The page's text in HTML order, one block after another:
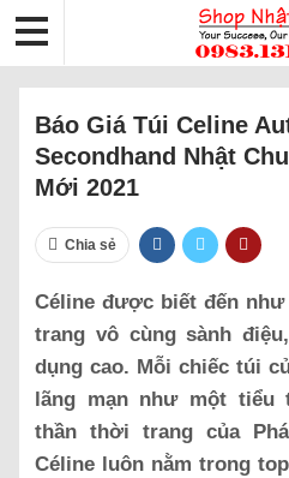
Báo Giá Túi Celine
Secondhand Nhật
Mới 2021
Chia sẻ
Céline được biết đến
trang vô cùng sành
dụng cao. Mỗi chiếc túi
lãng mạn như một tiểu
thần thời trang của
Céline luôn nằm trong